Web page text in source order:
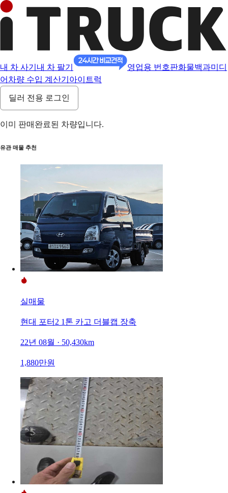
내 차 사기 내 차 팔기 영업용 번호판화물백과미디
어 차량 수입 계산기 아이트럭
딜러 전용 로그인
이미 판매완료된 차량입니다.
유관 매물 추천
실매물
현대 포터2 1톤 카고 더블캡 장축
22년 08월 · 50,430km
1,880만원